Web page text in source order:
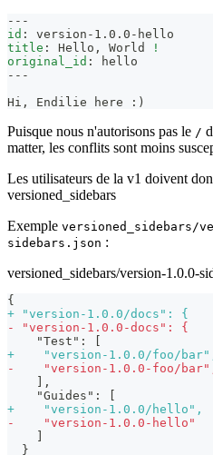
---
id : version - 1.0.0 - hello
title : Hello , World
!
original_id :
hello
---
Hi, Endilie here :)
Puisque nous n'autorisons pas le /
matter, les conflits sont moins
Les utilisateurs de la v1 doivent
versioned_sidebars
Exemple versioned_sidebars/
sidebars.json :
versioned_sidebars/version-1.0.0-
{
+ "version-1.0.0/docs": {
-
"version-1.0.0-docs": {
   "Test": [
+
"version-1.0.0/foo/
-
"version-1.0.0-foo/
   ],
   "Guides": [
+
    "version-1.0.0/hello",
-
    "version-1.0.0-hello"
}